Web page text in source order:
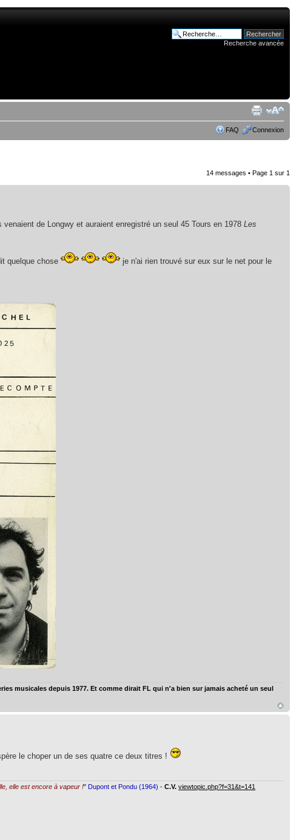
Recherche avancée
FAQ Connexion
14 messages • Page 1 sur 1
venaient de Longwy et auraient enregistré un seul 45 Tours en 1978Les
quelque chose
je n'ai rien trouvé sur eux sur le net pour le
musicales depuis 1977. Et comme dirait FL qui n'a bien sur jamais acheté un seul
le choper un de ses quatre ce deux titres !
elle est encore à vapeur !" Dupont et Pondu (1964) -C.V. viewtopic.php?f=31&t=141